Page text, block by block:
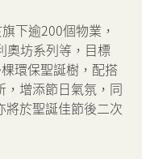
下逾200個物業，
奧坊系列等，目標
環保聖誕樹，配搭
，增添節日氣氛，同
將於聖誕佳節後二次